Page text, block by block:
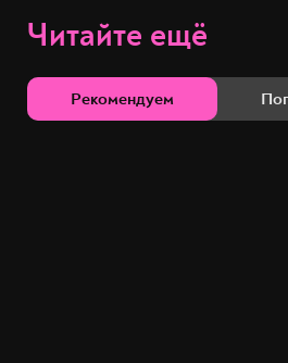
Читайте ещё
Рекомендуем